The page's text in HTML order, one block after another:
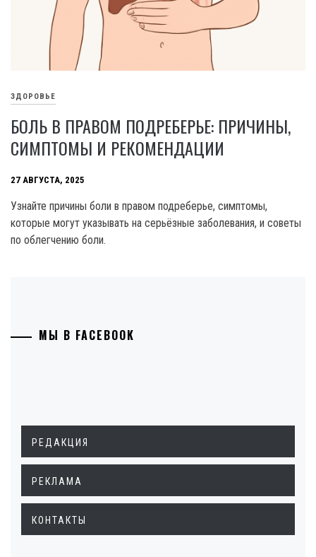
ЗДОРОВЬЕ
БОЛЬ В ПРАВОМ ПОДРЕБЕРЬЕ: ПРИЧИНЫ,
СИМПТОМЫ И РЕКОМЕНДАЦИИ
27 АВГУСТА, 2025
Узнайте причины боли в правом подреберье, симптомы,
которые могут указывать на серьёзные заболевания, и советы
по облегчению боли.
МЫ В FACEBOOK
РЕДАКЦИЯ
РЕКЛАМА
КОНТАКТЫ